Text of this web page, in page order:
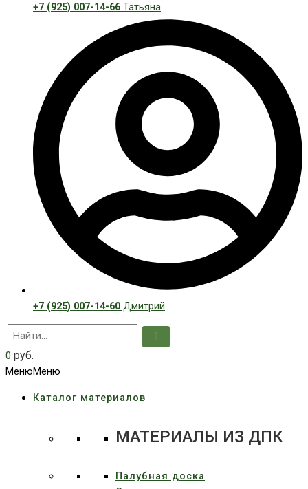
+7 (925) 007-14-66 Татьяна
+7 (925) 007-14-60 Дмитрий
0 руб.
МенюМеню
Каталог материалов
МАТЕРИАЛЫ ИЗ ДПК
Палубная доска